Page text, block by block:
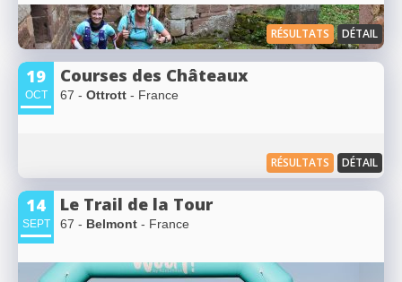
RÉSULTATS DÉTAIL
19
OCT
Courses des Châteaux
67 - Ottrott - France
RÉSULTATS DÉTAIL
14
SEPT
Le Trail de la Tour
67 - Belmont - France